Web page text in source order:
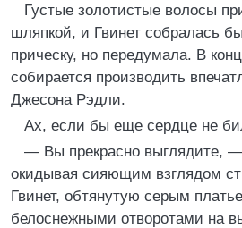
Густые золотистые волосы
шляпкой, и Гвинет собралась
прическу, но передумала. В
собирается производить
Джесона Рэдли.
Ах, если бы еще сердце не
— Вы прекрасно выглядите,
окидывая сияющим взглядом
Гвинет, обтянутую серым
белоснежными отворотами на